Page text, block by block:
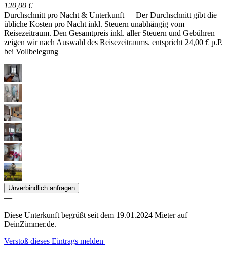
120,00 €
Durchschnitt pro Nacht & Unterkunft
Der Durchschnitt gibt die
übliche Kosten pro Nacht inkl. Steuern unabhängig vom
Reisezeitraum. Den Gesamtpreis inkl. aller Steuern und Gebühren
zeigen wir nach Auswahl des Reisezeitraums. entspricht 24,00 € p.P.
bei Vollbelegung
Unverbindlich anfragen
—
Diese Unterkunft begrüßt seit dem 19.01.2024 Mieter auf
DeinZimmer.de.
Verstoß dieses Eintrags melden